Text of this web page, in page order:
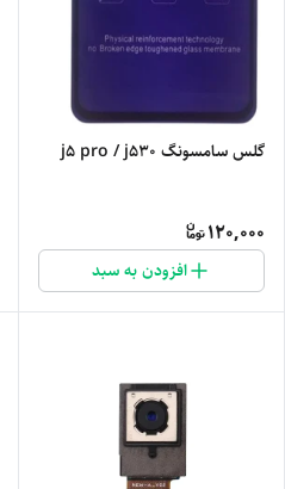
گلس سامسونگ j5 pro / j530
120,000
افزودن به سبد